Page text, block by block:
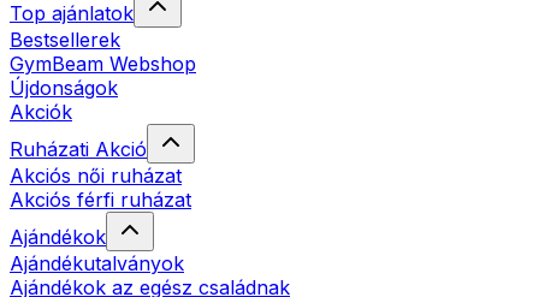
Top ajánlatok
Bestsellerek
GymBeam Webshop
Újdonságok
Akciók
Ruházati Akció
Akciós női ruházat
Akciós férfi ruházat
Ajándékok
Ajándékutalványok
Ajándékok az egész családnak